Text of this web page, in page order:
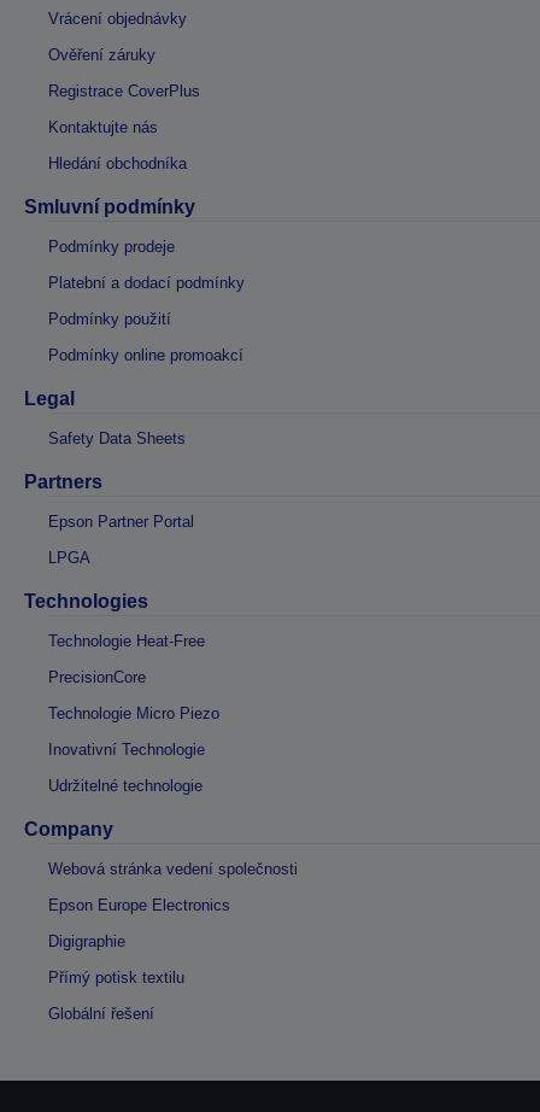
Vrácení objednávky
Ověření záruky
Registrace CoverPlus
Kontaktujte nás
Hledání obchodníka
Smluvní podmínky
Podmínky prodeje
Platební a dodací podmínky
Podmínky použití
Podmínky online promoakcí
Legal
Safety Data Sheets
Partners
Epson Partner Portal
LPGA
Technologies
Technologie Heat-Free
PrecisionCore
Technologie Micro Piezo
Inovativní Technologie
Udržitelné technologie
Company
Webová stránka vedení společnosti
Epson Europe Electronics
Digigraphie
Přímý potisk textilu
Globální řešení